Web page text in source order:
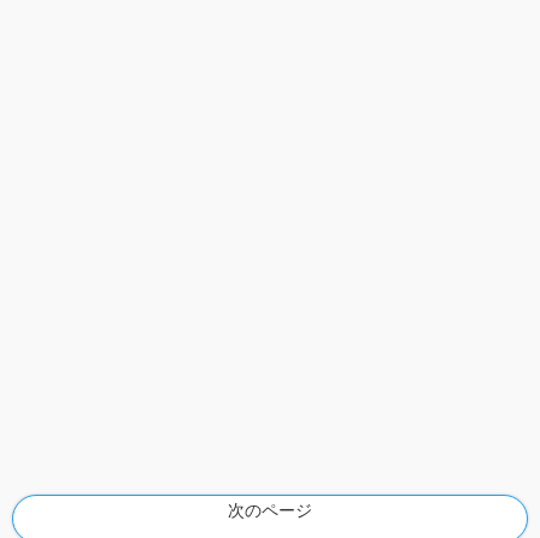
次のページ